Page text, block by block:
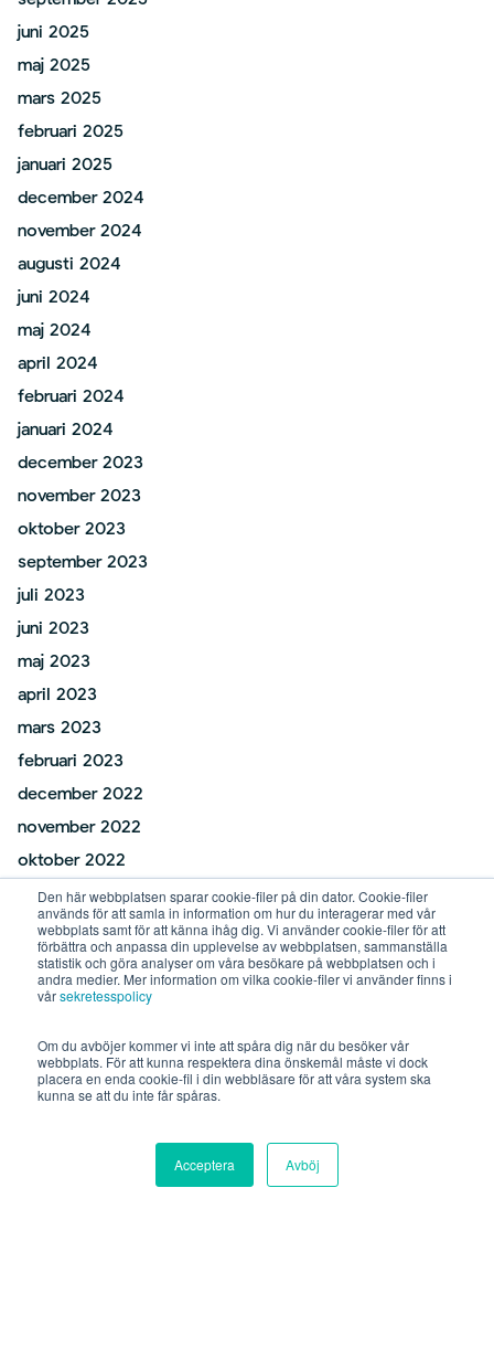
Den här webbplatsen sparar cookie-filer på din dator. Cookie-filer
används för att samla in information om hur du interagerar med vår
webbplats samt för att känna ihåg dig. Vi använder cookie-filer för att
förbättra och anpassa din upplevelse av webbplatsen, sammanställa
statistik och göra analyser om våra besökare på webbplatsen och i
andra medier. Mer information om vilka cookie-filer vi använder finns i
vårsekretesspolicy
Om du avböjer kommer vi inte att spåra dig när du besöker vår
webbplats. För att kunna respektera dina önskemål måste vi dock
placera en enda cookie-fil i din webbläsare för att våra system ska
kunna se att du inte får spåras.
Acceptera Avböj
juni 2025
maj 2025
mars 2025
februari 2025
januari 2025
december 2024
november 2024
augusti 2024
juni 2024
maj 2024
april 2024
februari 2024
januari 2024
december 2023
november 2023
oktober 2023
september 2023
juli 2023
juni 2023
maj 2023
april 2023
mars 2023
februari 2023
december 2022
november 2022
oktober 2022
juni 2022
maj 2022
februari 2022
januari 2022
november 2021
oktober 2021